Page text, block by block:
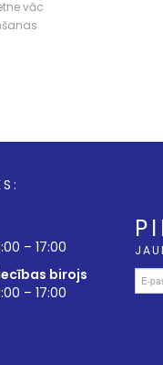
vāc
– 17:00
birojs
– 17:00